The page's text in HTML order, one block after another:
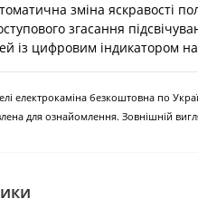
зміна яскравості
згасання
із цифровим індикатором
електрокаміна безкоштовна по
для ознайомлення. Зовнішній